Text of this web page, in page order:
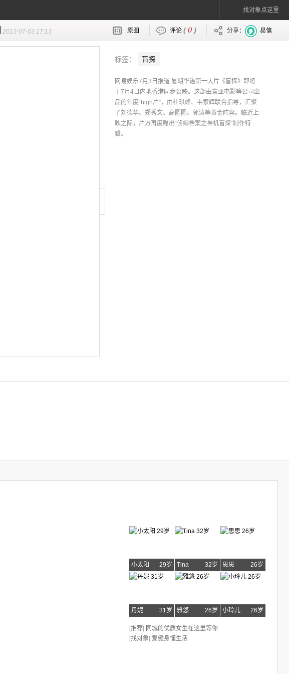
找对象点这里
2013-07-03 17:13 原图 评论 (0 ) 分享： 易信
标签： 盲探
网易娱乐7月3日报道 暑期华语第一大片《盲探》即将
于7月4日内地香港同步公映。这部由寰亚电影等公司出
品的年度“high片”，由杜琪峰、韦家辉联合指导，汇聚
了刘德华、郑秀文、高圆圆、郭涛等黄金阵容。临近上
映之际，片方再度曝出“侦缉档案之神机盲探”制作特
辑。
小太阳 29岁 Tina 32岁 思思 26岁
丹妮 31岁 雅悠 26岁 小玲儿 26岁
[推荐] 同城的优质女生在这里等你
[找对象] 爱健身懂生活